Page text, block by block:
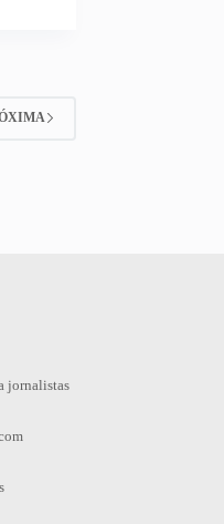
jornalistas